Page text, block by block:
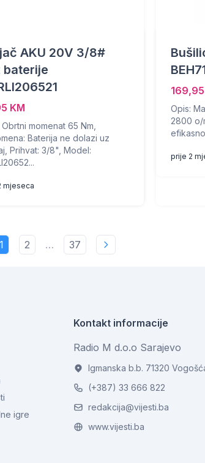
AKU 20V 3/8#
baterije
KM
momenat 65 Nm,
Baterija ne dolazi uz
Prihvat: 3/8", Model:
mjeseca
Opis:
2800 o/
prije 2
1 2 … 37
igre
Kontakt informacije
Radio M d.o.o Sarajevo
Igmanska b.b. 71320
(+387) 33 666 822
redakcija@vijesti.ba
www.vijesti.ba